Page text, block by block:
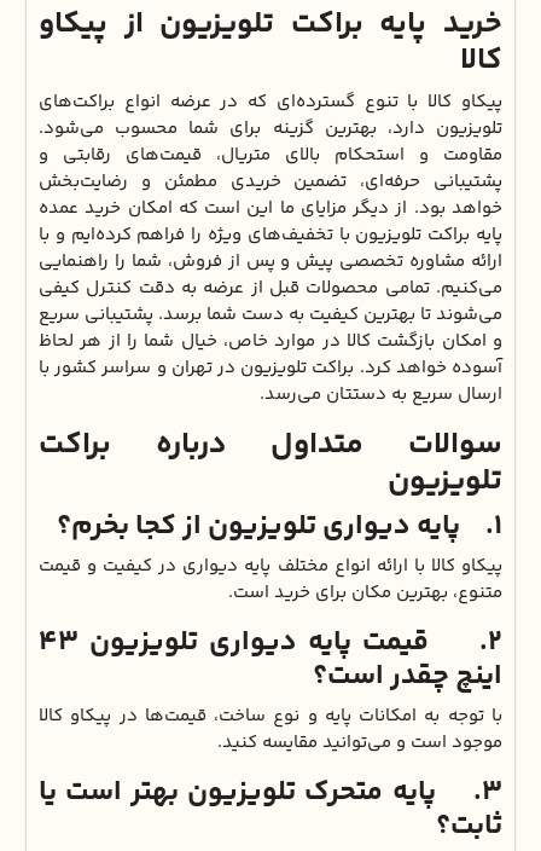
خرید پایه براکت تلویزیون از پیکاو
کالا
پیکاو کالا با تنوع گسترده‌ای که در عرضه انواع براکت‌های
تلویزیون دارد، بهترین گزینه برای شما محسوب می‌شود.
مقاومت و استحکام بالای متریال، قیمت‌های رقابتی و
پشتیبانی حرفه‌ای، تضمین خریدی مطمئن و رضایت‌بخش
خواهد بود. از دیگر مزایای ما این است که امکان خرید عمده
پایه براکت تلویزیون با تخفیف‌های ویژه را فراهم کرده‌ایم و با
ارائه مشاوره تخصصی پیش و پس از فروش، شما را راهنمایی
می‌کنیم. تمامی محصولات قبل از عرضه به دقت کنترل کیفی
می‌شوند تا بهترین کیفیت به دست شما برسد. پشتیبانی سریع
و امکان بازگشت کالا در موارد خاص، خیال شما را از هر لحاظ
آسوده خواهد کرد. براکت تلویزیون در تهران و سراسر کشور با
ارسال سریع به دستتان می‌رسد.
سوالات متداول درباره براکت
تلویزیون
1. پایه دیواری تلویزیون از کجا بخرم؟
پیکاو کالا با ارائه انواع مختلف پایه دیواری در کیفیت و قیمت
متنوع، بهترین مکان برای خرید است.
2. قیمت پایه دیواری تلویزیون ۴۳
اینچ چقدر است؟
با توجه به امکانات پایه و نوع ساخت، قیمت‌ها در پیکاو کالا
موجود است و می‌توانید مقایسه کنید.
3. پایه متحرک تلویزیون بهتر است یا
ثابت؟